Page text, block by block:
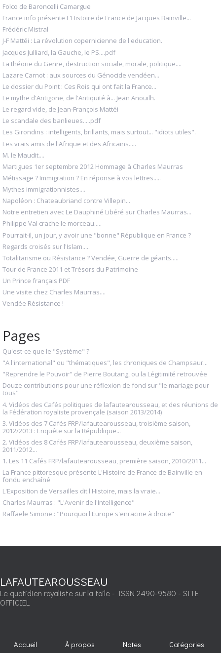
Folco de Baroncelli Camargue
France info présente L'Histoire de France de Jacques Bainville...
Frédéric Mistral
J-F Mattéi : La révolution copernicienne de l'education.
Jacques Julliard, la Gauche, le PS....pdf
La théorie du Genre, destruction sociale, morale, politique....
Lazare Carnot : aux sources du Génocide vendéen...
Le dossier du Point : Ces Rois qui ont fait la France...
Le mythe d'Antigone, de l'Antiquité à... Jean Anouilh.
Le regard vide, de Jean-François Mattéi
Le scandale des banlieues.....pdf
Les Girondins : intelligents, brillants, mais surtout... "idiots utiles".
Les vrais amis de l'Afrique et des Africains.....
M. le Maudit....
Martigues 1er septembre 2012 Hommage à Charles Maurras
Métissage ? Immigration ? En réponse à vos lettres.....
Mythes immigrationnistes....
Napoléon : Chateaubriand contre Villepin...
Notre entretien avec Le Dauphiné Libéré sur Charles Maurras...
Philippe Val crache le morceau.....
Pourrait-il, un jour, y avoir une "bonne" République en France ?
Regards croisés sur l'Islam.....
Totalitarisme ou Résistance ? Vendée, Guerre de géants.....
Tour de France 2011 et Trésors du Patrimoine
Un Prince français PDF
Une visite chez Charles Maurras....
Vendée Résistance !
Pages
Qu'est-ce que le "Système" ?
"A l'international" ou "thématiques", les chroniques de Champsaur...
"Reprendre le Pouvoir" de Pierre Boutang, ou la Légitimité retrouvée
Douze contributions pour une réflexion de fond sur "le mariage pour
tous"
4. Vidéos des Cafés politiques de lafautearousseau, et des réunions de
la Fédération royaliste provençale (saison 2013/2014)
3. Vidéos des 7 Cafés FRP/lafautearousseau, troisième saison,
2012/2013 : Enquête sur la République...
2. Vidéos des 8 Cafés FRP/lafautearousseau, deuxième saison,
2011/2012...
1. Les 11 Cafés FRP/lafautearousseau, première saison, 2010/2011...
La France pittoresque présente L'Histoire de France de Bainville en
fondu enchaîné
L'Exposition de Versailles dit l'Histoire, mais la vraie...
Charles Maurras : "L'Avenir de l'Intelligence"
Raffaele Simone : "Pourquoi l'Europe s'enracine à droite"
LAFAUTEAROUSSEAU
Le quotidien royaliste sur la toile - ISSN 2490-9580 - SITE
OFFICIEL
Accueil À propos Notes Catégories